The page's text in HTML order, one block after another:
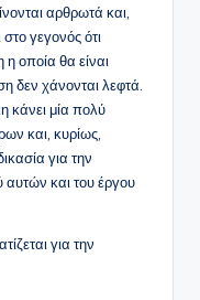
αρθρωτά και,
γεγονός ότι
οποία θα είναι
δεν χάνονται λεφτά.
κάνει μία πολύ
και, κυρίως,
για την
και του έργου
για την